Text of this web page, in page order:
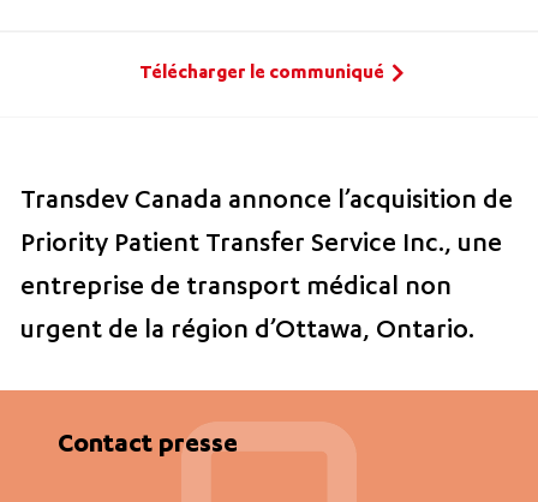
Télécharger le communiqué
Transdev Canada annonce l’acquisition de
Priority Patient Transfer Service Inc., une
entreprise de transport médical non
urgent de la région d’Ottawa, Ontario.
Contact presse